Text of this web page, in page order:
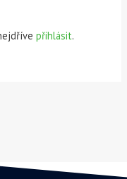
přihlásit.